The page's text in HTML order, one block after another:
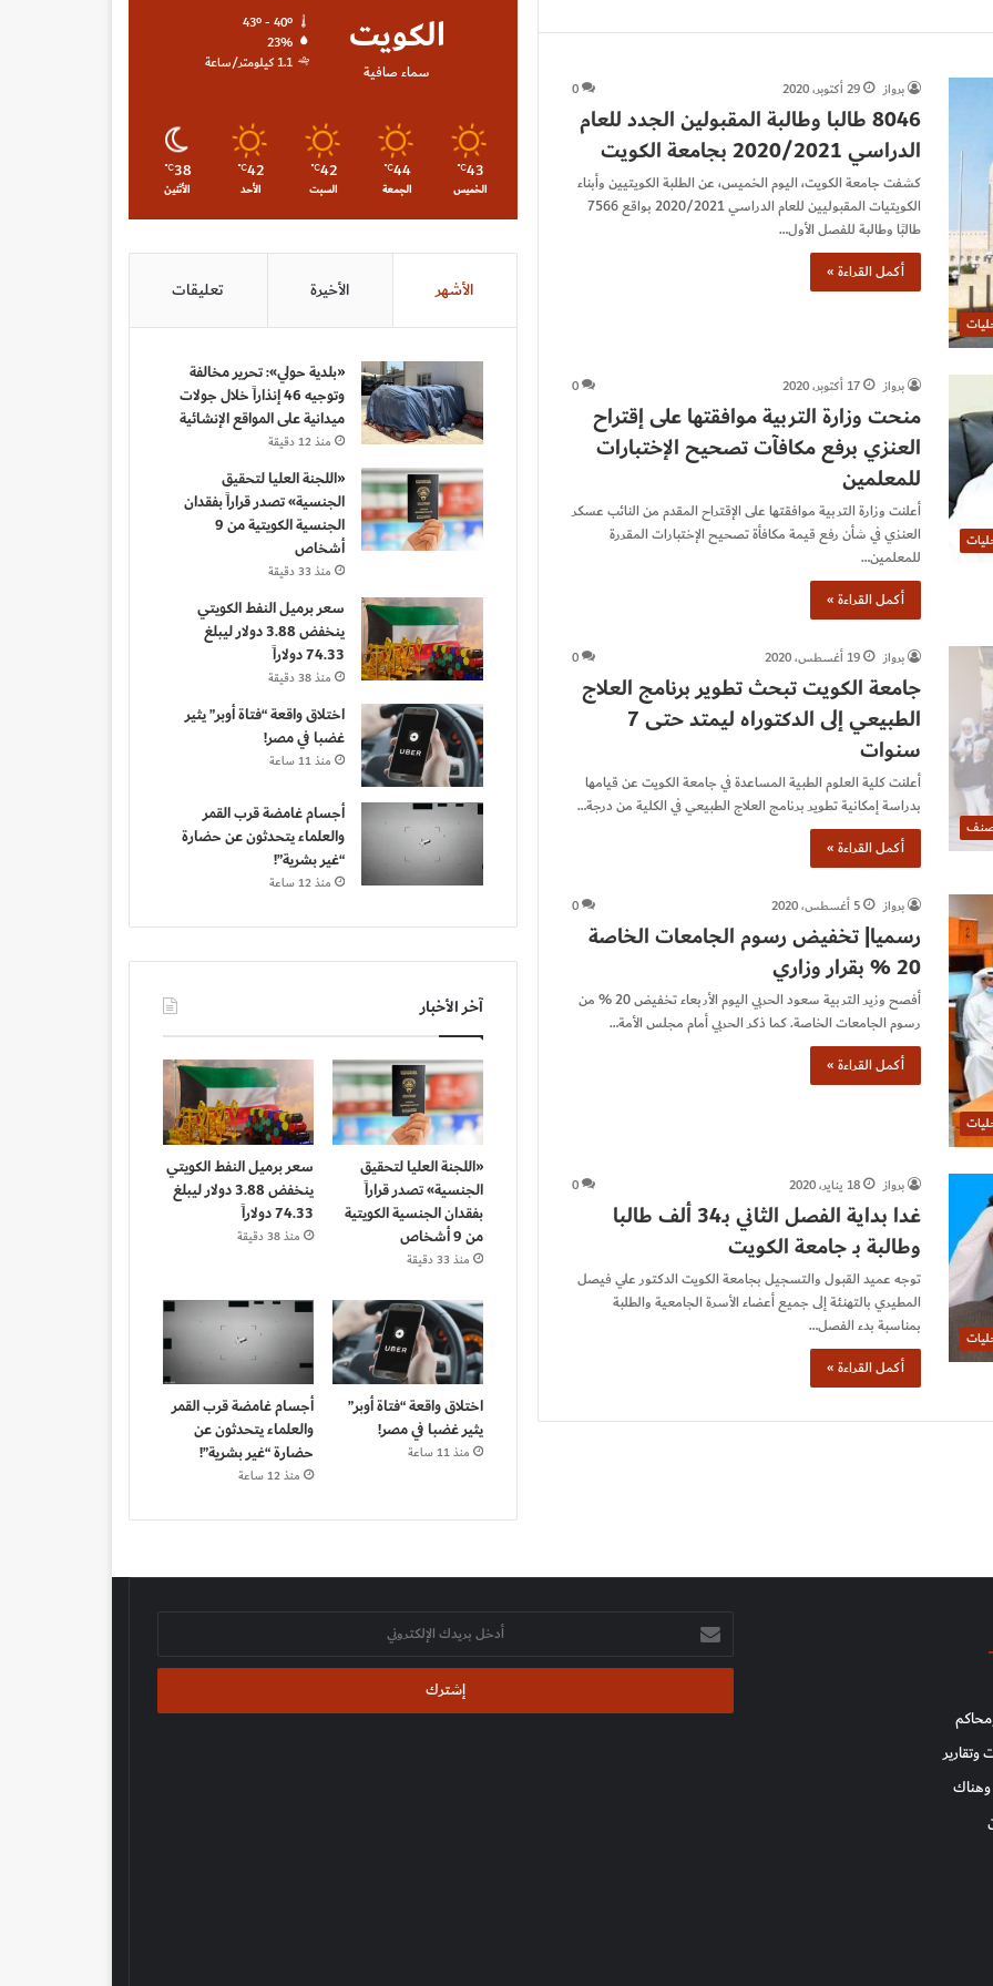
برواز 29 أكتوبر، 2020 0
8046 طالبا وطالبة المقبولين الجدد للعام
الدراسي 2020/2021 بجامعة الكويت
كشفت جامعة الكويت، اليوم الخميس، عن الطلبة الكويتيين وأبناء
الكويتيات المقبوليين للعام الدراسي 2020/2021 بواقع 7566
طالبًا وطالبة للفصل الأول…
أكمل القراءة »
برواز 17 أكتوبر، 2020 0
منحت وزارة التربية موافقتها على إقتراح
العنزي برفع مكافآت تصحيح الإختبارات
للمعلمين
أعلنت وزارة التربية موافقتها على الإقتراح المقدم من النائب عسكر
العنزي في شأن رفع قيمة مكافأة تصحيح الإختبارات المقررة
للمعلمين…
أكمل القراءة »
برواز 19 أغسطس، 2020 0
جامعة الكويت تبحث تطوير برنامج العلاج
الطبيعي إلى الدكتوراه ليمتد حتى 7
سنوات
أعلنت كلية العلوم الطبية المساعدة في جامعة الكويت عن قيامها
بدراسة إمكانية تطوير برنامج العلاج الطبيعي في الكلية من درجة…
أكمل القراءة »
برواز 5 أغسطس، 2020 0
رسميا| تخفيض رسوم الجامعات الخاصة
20 % بقرار وزاري
أفصح وزير التربية سعود الحربي اليوم الأربعاء تخفيض 20 %؜ من
رسوم الجامعات الخاصة. كما ذكر الحربي أمام مجلس الأمة…
أكمل القراءة »
برواز 18 يناير، 2020 0
غدا بداية الفصل الثاني بـ34 ألف طالبا
وطالبة بـ جامعة الكويت
توجه عميد القبول والتسجيل بجامعة الكويت الدكتور علي فيصل
المطيري بالتهنئة إلى جميع أعضاء الأسرة الجامعية والطلبة
بمناسبة بدء الفصل…
أكمل القراءة »
الكويت
سماء صافية
43º - 40º
23%
1.1 كيلومتر/ساعة
43
℃
الخميس
44
℃
الجمعة
42
℃
السبت
42
℃
الأحد
38
℃
الأثنين
الأشهر الأخيرة تعليقات
«بلدية حولي»: تحرير مخالفة
وتوجيه 46 إنذاراً خلال جولات
ميدانية على المواقع الإنشائية
منذ 12 دقيقة
«اللجنة العليا لتحقيق
الجنسية» تصدر قراراً بفقدان
الجنسية الكويتية من 9
أشخاص
منذ 33 دقيقة
سعر برميل النفط الكويتي
ينخفض 3.88 دولار ليبلغ
74.33 دولاراً
منذ 38 دقيقة
اختلاق واقعة “فتاة أوبر” يثير
غضبا في مصر!
منذ 11 ساعة
أجسام غامضة قرب القمر
والعلماء يتحدثون عن حضارة
“غير بشرية”!
منذ 12 ساعة
آخر الأخبار
«اللجنة العليا لتحقيق
الجنسية» تصدر قراراً
بفقدان الجنسية الكويتية
من 9 أشخاص
منذ 33 دقيقة
سعر برميل النفط الكويتي
ينخفض 3.88 دولار ليبلغ
74.33 دولاراً
منذ 38 دقيقة
اختلاق واقعة “فتاة أوبر”
يثير غضبا في مصر!
منذ 11 ساعة
أجسام غامضة قرب القمر
والعلماء يتحدثون عن
حضارة “غير بشرية”!
منذ 12 ساعة
وتقارير
أدخل
بريدك
الإلكتروني